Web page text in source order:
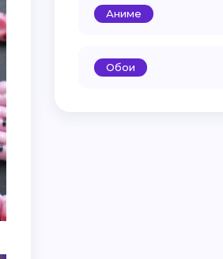
Аниме
Обои